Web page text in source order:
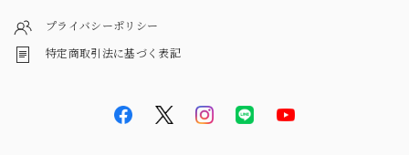
プライバシーポリシー
特定商取引法に基づく表記